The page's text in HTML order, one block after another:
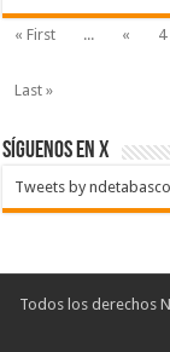
« First ... « 4
Last »
SÍGUENOS EN X
Tweets by ndetabasco
Todos los derechos